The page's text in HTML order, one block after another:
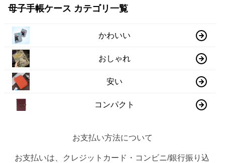
母子手帳ケース カテゴリ一覧
かわいい
おしゃれ
安い
コンパクト
お支払い方法について
お支払いは、クレジットカード・コンビニ/銀行振り込